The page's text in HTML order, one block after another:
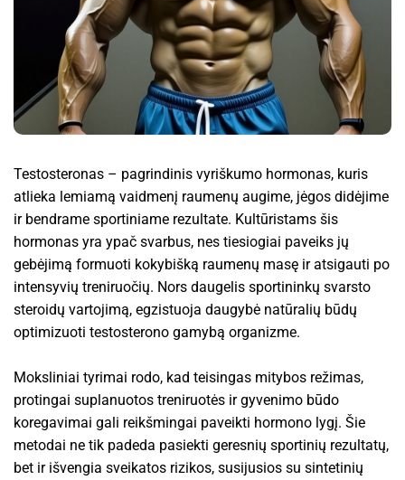
Testosteronas – pagrindinis vyriškumo hormonas, kuris
atlieka lemiamą vaidmenį raumenų augime, jėgos didėjime
ir bendrame sportiniame rezultate. Kultūristams šis
hormonas yra ypač svarbus, nes tiesiogiai paveiks jų
gebėjimą formuoti kokybišką raumenų masę ir atsigauti po
intensyvių treniruočių. Nors daugelis sportininkų svarsto
steroidų vartojimą, egzistuoja daugybė natūralių būdų
optimizuoti testosterono gamybą organizme.
Moksliniai tyrimai rodo, kad teisingas mitybos režimas,
protingai suplanuotos treniruotės ir gyvenimo būdo
koregavimai gali reikšmingai paveikti hormono lygį. Šie
metodai ne tik padeda pasiekti geresnių sportinių rezultatų,
bet ir išvengia sveikatos rizikos, susijusios su sintetinių